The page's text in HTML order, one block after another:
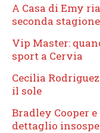
A Casa di Emy
seconda stagione
Vip Master:
sport a Cervia
Cecilia
il sole
Bradley Cooper
dettaglio